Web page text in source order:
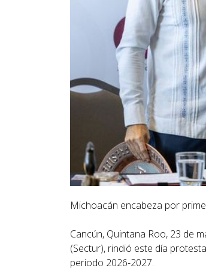
Michoacán encabeza por
Cancún, Quintana Roo, 23 de
(Sectur), rindió este día
periodo 2026-2027.